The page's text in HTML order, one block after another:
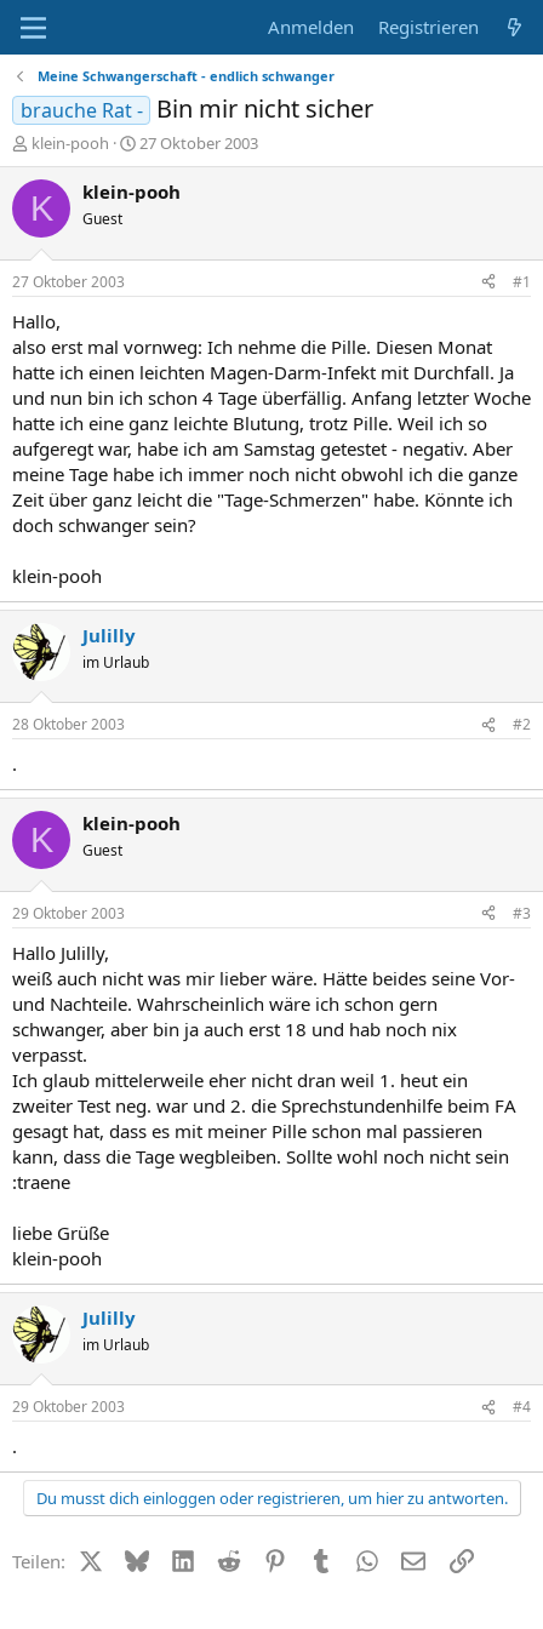
Anmelden Registrieren
Meine Schwangerschaft - endlich schwanger
brauche Rat - Bin mir nicht sicher
E
r
s
e
r
klein-pooh
E
r
s
t
t
27 Oktober 2003
K klein-pooh
Guest
27 Oktober 2003 #1
Hallo,
also erst mal vornweg: Ich nehme die Pille. Diesen Monat
hatte ich einen leichten Magen-Darm-Infekt mit Durchfall. Ja
und nun bin ich schon 4 Tage überfällig. Anfang letzter Woche
hatte ich eine ganz leichte Blutung, trotz Pille. Weil ich so
aufgeregt war, habe ich am Samstag getestet - negativ. Aber
meine Tage habe ich immer noch nicht obwohl ich die ganze
Zeit über ganz leicht die "Tage-Schmerzen" habe. Könnte ich
doch schwanger sein?
klein-pooh
Julilly
im Urlaub
28 Oktober 2003 #2
.
K klein-pooh
Guest
29 Oktober 2003 #3
Hallo Julilly,
weiß auch nicht was mir lieber wäre. Hätte beides seine Vor-
und Nachteile. Wahrscheinlich wäre ich schon gern
schwanger, aber bin ja auch erst 18 und hab noch nix
verpasst.
Ich glaub mittelerweile eher nicht dran weil 1. heut ein
zweiter Test neg. war und 2. die Sprechstundenhilfe beim FA
gesagt hat, dass es mit meiner Pille schon mal passieren
kann, dass die Tage wegbleiben. Sollte wohl noch nicht sein
:traene
liebe Grüße
klein-pooh
Julilly
im Urlaub
29 Oktober 2003 #4
.
Du musst dich einloggen oder registrieren, um hier zu antworten.
Teilen: X (Twitter)
BlueskyLinkedIn
Reddit PinterestTumblr WhatsApp
E-MailLink